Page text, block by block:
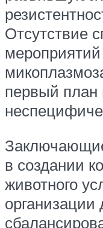
Отсутствие
первый
в создании
животного
организации